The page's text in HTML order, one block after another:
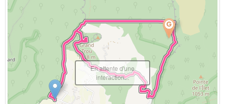
En attente d'une
interaction...